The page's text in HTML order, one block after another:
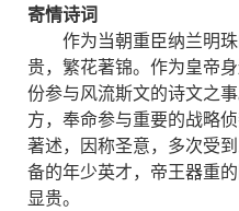
寄情诗词
作为当朝重臣纳兰明珠
贵，繁花著锦。作为皇帝
份参与风流斯文的诗文之
方，奉命参与重要的战略
著述，因称圣意，多次受
备的年少英才，帝王器重
显贵。